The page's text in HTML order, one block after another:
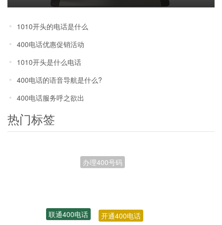
1010开头的电话是什么
400电话优惠促销活动
1010开头是什么电话
400电话的语音导航是什么?
400电话服务呼之欲出
热门标签
联通400电话